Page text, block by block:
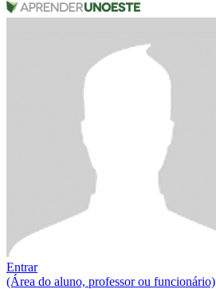
Entrar
(Área do aluno, professor ou funcionário)